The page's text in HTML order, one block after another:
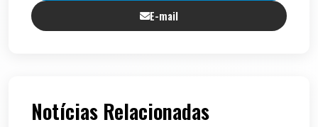
E-mail
Notícias Relacionadas